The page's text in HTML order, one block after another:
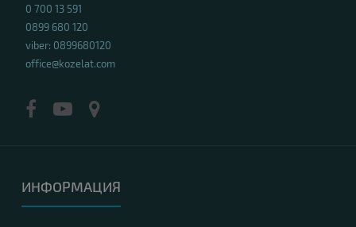
0 700 13 591
0899 680 120
viber: 0899680120
office@kozelat.com
ИНФОРМАЦИЯ